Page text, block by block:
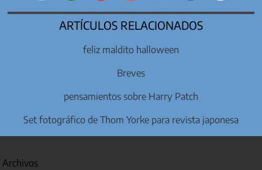
ARTÍCULOS RELACIONADOS
feliz maldito halloween
Breves
pensamientos sobre Harry Patch
Set fotográfico de Thom Yorke para revista japonesa
Archivos